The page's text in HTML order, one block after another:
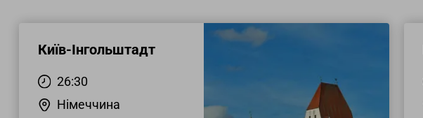
Київ-Інгольштадт
26:30
Німеччина